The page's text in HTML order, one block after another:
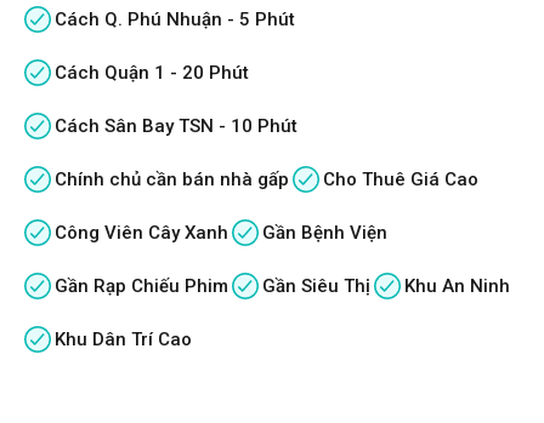
Cách Q. Phú Nhuận - 5 Phút
Cách Quận 1 - 20 Phút
Cách Sân Bay TSN - 10 Phút
Chính chủ cần bán nhà gấp Cho Thuê Giá Cao
Công Viên Cây Xanh Gần Bệnh Viện
Gần Rạp Chiếu Phim Gần Siêu Thị Khu An Ninh
Khu Dân Trí Cao